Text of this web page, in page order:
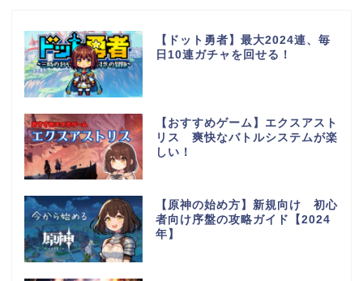
【ドット勇者】最大2024連、毎
日10連ガチャを回せる！
【おすすめゲーム】エクスアスト
リス 爽快なバトルシステムが楽
しい！
【原神の始め方】新規向け 初心
者向け序盤の攻略ガイド【2024
年】